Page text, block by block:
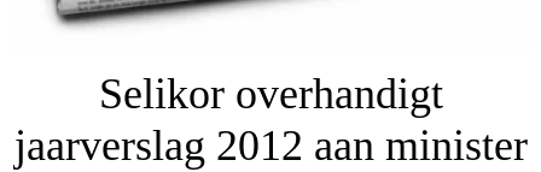
Selikor overhandigt
jaarverslag 2012 aan minister